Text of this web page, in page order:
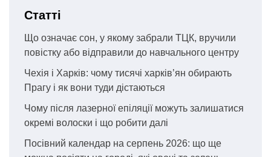
Статті
Що означає сон, у якому забрали ТЦК, вручили
повістку або відправили до навчального центру
Чехія і Харків: чому тисячі харків’ян обирають
Прагу і як вони туди дістаються
Чому після лазерної епіляції можуть залишатися
окремі волоски і що робити далі
Посівний календар на серпень 2026: що ще